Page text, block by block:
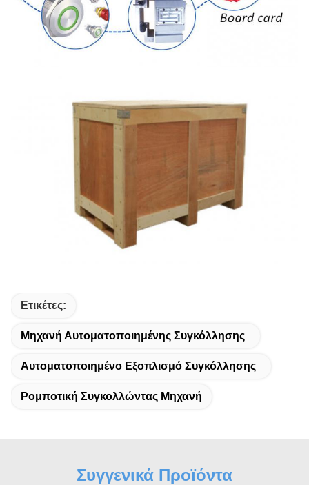
Ετικέτες:
Μηχανή Αυτοματοποιημένης Συγκόλλησης
Αυτοματοποιημένο Εξοπλισμό Συγκόλλησης
Ρομποτική Συγκολλώντας Μηχανή
Συγγενικά Προϊόντα